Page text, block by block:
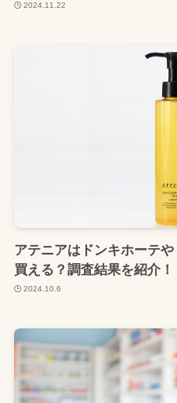
2024.11.22
アテニアはドンキホーテ
買える？調査結果を紹介！
2024.10.6